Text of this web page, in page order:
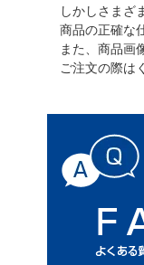
しかしさまざ
商品の正確な
また、商品画
ご注文の際は